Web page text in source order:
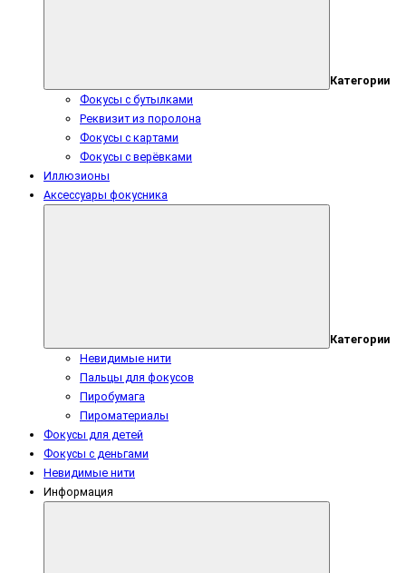
Категории
Фокусы с бутылками
Реквизит из поролона
Фокусы с картами
Фокусы с верёвками
Иллюзионы
Аксессуары фокусника
Категории
Невидимые нити
Пальцы для фокусов
Пиробумага
Пироматериалы
Фокусы для детей
Фокусы с деньгами
Невидимые нити
Информация